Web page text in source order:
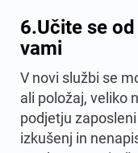
6.Učite se
vami
V novi službi se
ali položaj, veliko
podjetju
izkušenj in